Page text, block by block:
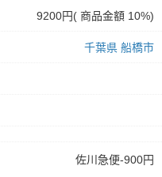
9200円( 商品金額 10%)
千葉県 船橋市
佐川急便-900円